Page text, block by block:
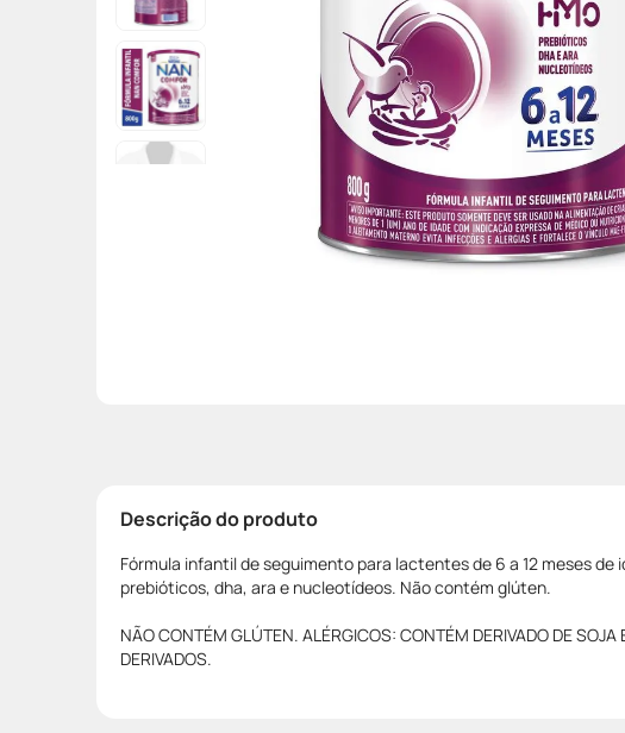
Descrição do produto
Fórmula infantil de seguimento para lactentes de 6 a 12 meses de
prebióticos, dha, ara e nucleotídeos. Não contém glúten.
NÃO CONTÉM GLÚTEN. ALÉRGICOS: CONTÉM DERIVADO DE SOJA
DERIVADOS.